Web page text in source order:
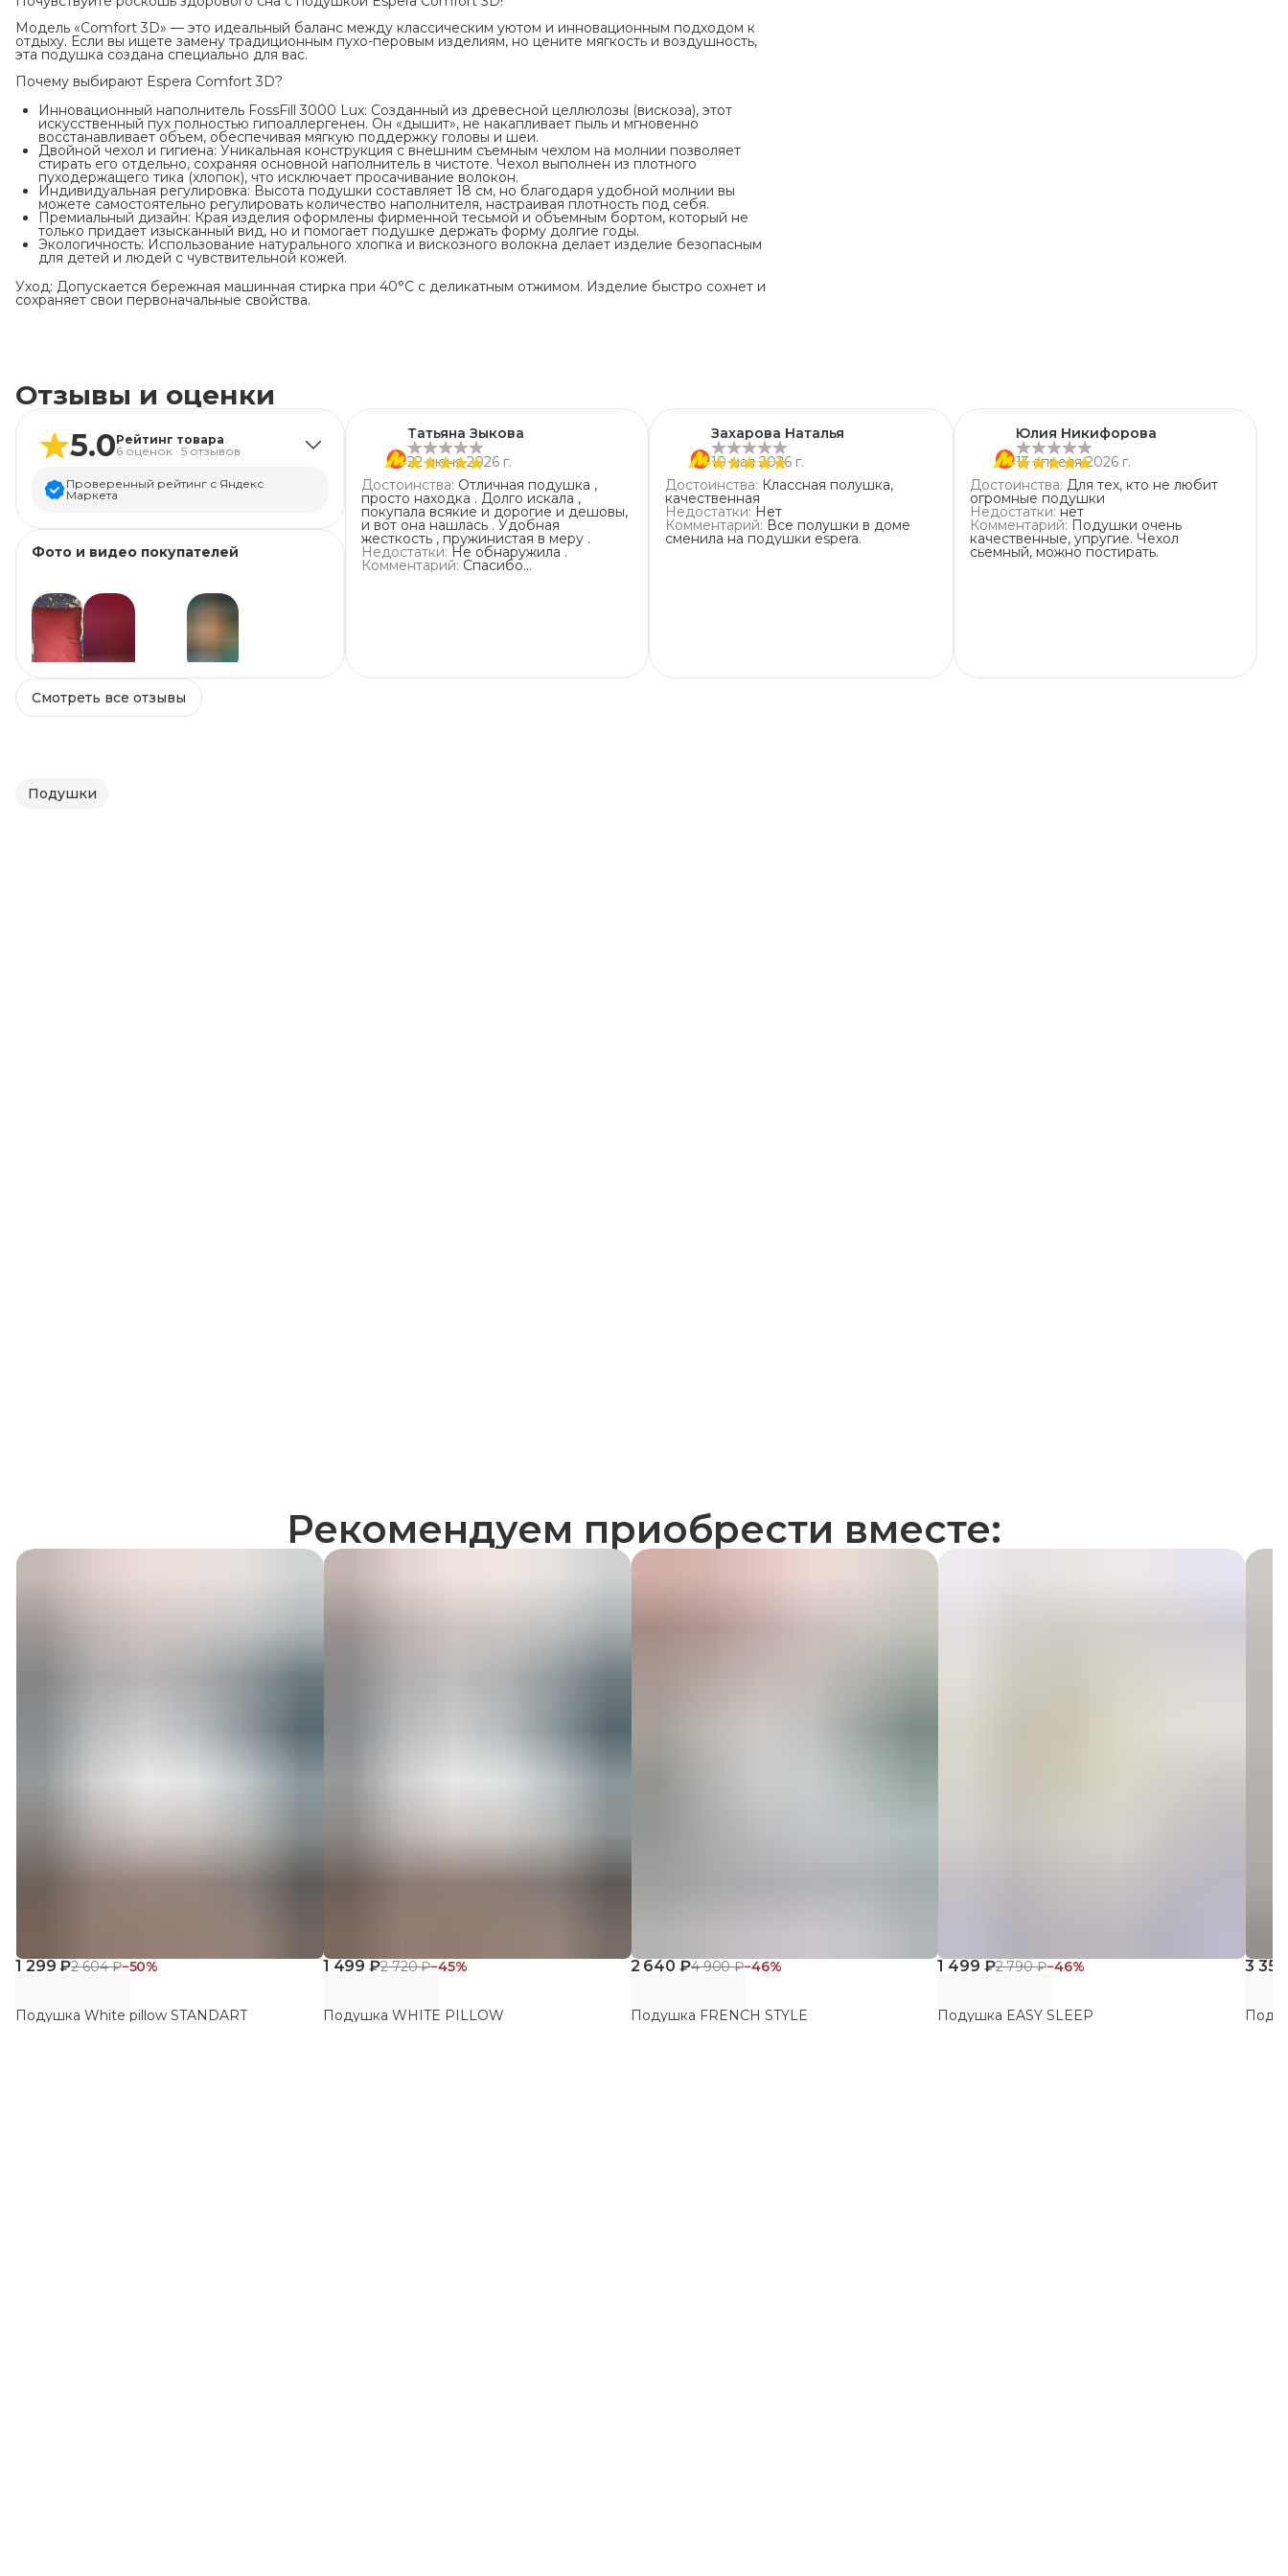
Модель «Comfort 3D» — это идеальный баланс между классическим уютом и инновационным подходом к
отдыху. Если вы ищете замену традиционным пухо-перовым изделиям, но цените мягкость и воздушность,
эта подушка создана специально для вас.
Почему выбирают Espera Comfort 3D?
Инновационный наполнитель FossFill 3000 Lux: Созданный из древесной целлюлозы (вискоза), этот
искусственный пух полностью гипоаллергенен. Он «дышит», не накапливает пыль и мгновенно
восстанавливает объем, обеспечивая мягкую поддержку головы и шеи.
Двойной чехол и гигиена: Уникальная конструкция с внешним съемным чехлом на молнии позволяет
стирать его отдельно, сохраняя основной наполнитель в чистоте. Чехол выполнен из плотного
пуходержащего тика (хлопок), что исключает просачивание волокон.
Индивидуальная регулировка: Высота подушки составляет 18 см, но благодаря удобной молнии вы
можете самостоятельно регулировать количество наполнителя, настраивая плотность под себя.
Премиальный дизайн: Края изделия оформлены фирменной тесьмой и объемным бортом, который не
только придает изысканный вид, но и помогает подушке держать форму долгие годы.
Экологичность: Использование натурального хлопка и вискозного волокна делает изделие безопасным
для детей и людей с чувствительной кожей.
Уход: Допускается бережная машинная стирка при 40°C с деликатным отжимом. Изделие быстро сохнет и
сохраняет свои первоначальные свойства.
Отзывы и оценки
5.0Рейтинг товара
6 оценок · 5 отзывов
Проверенный рейтинг с Яндекс
Маркета
звёзд
4 звезды
2 звезды
1
звезда
Фото и видео покупателей
+3
Татьяна Зыкова
22 июня 2026 г.
Достоинства: Отличная подушка ,
просто находка . Долго искала ,
покупала всякие и дорогие и дешовы,
и вот она нашлась . Удобная
жесткость , пружинистая в меру .
Недостатки: Не обнаружила .
Комментарий: Спасибо
Захарова Наталья
10 мая 2026 г.
Достоинства: Классная полушка,
качественная
Недостатки: Нет
Комментарий: Все полушки в доме
сменила на подушки espera.
Юлия Никифорова
13 апреля 2026 г.
Достоинства: Для тех, кто не любит
огромные подушки
Недостатки: нет
Комментарий: Подушки очень
качественные, упругие. Чехол
сьемный, можно постирать.
Смотреть все отзывы
Подушки
Рекомендуем приобрести вместе:
1 299 ₽2 604 ₽−50%
Подушка White pillow STANDART
1 499 ₽2 720 ₽−45%
Подушка WHITE PILLOW
2 640 ₽4 900 ₽−46%
Подушка FRENCH STYLE
1 499 ₽2 790 ₽−46%
Подушка EASY SLEEP
3